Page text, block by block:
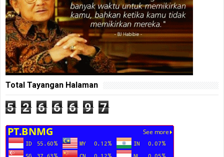
Total Tayangan Halaman
5 2 6 6 6 9 7